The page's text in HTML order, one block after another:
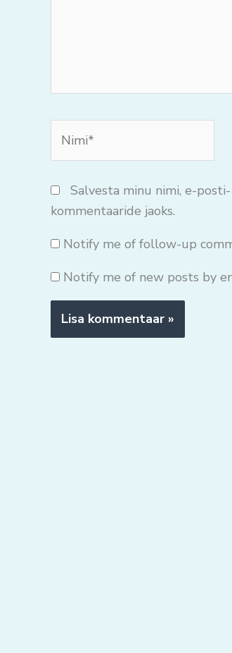
Salvesta minu nimi, e-
kommentaaride jaoks.
Notify me of follow-up
Notify me of new posts by